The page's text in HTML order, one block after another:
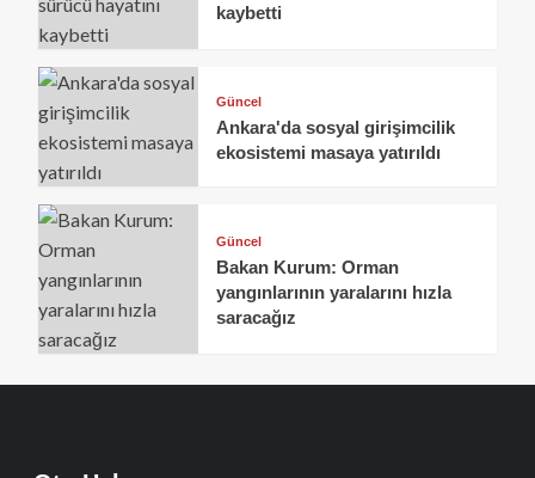
kaybetti
Güncel
Ankara'da sosyal girişimcilik
ekosistemi masaya yatırıldı
Güncel
Bakan Kurum: Orman
yangınlarının yaralarını hızla
saracağız